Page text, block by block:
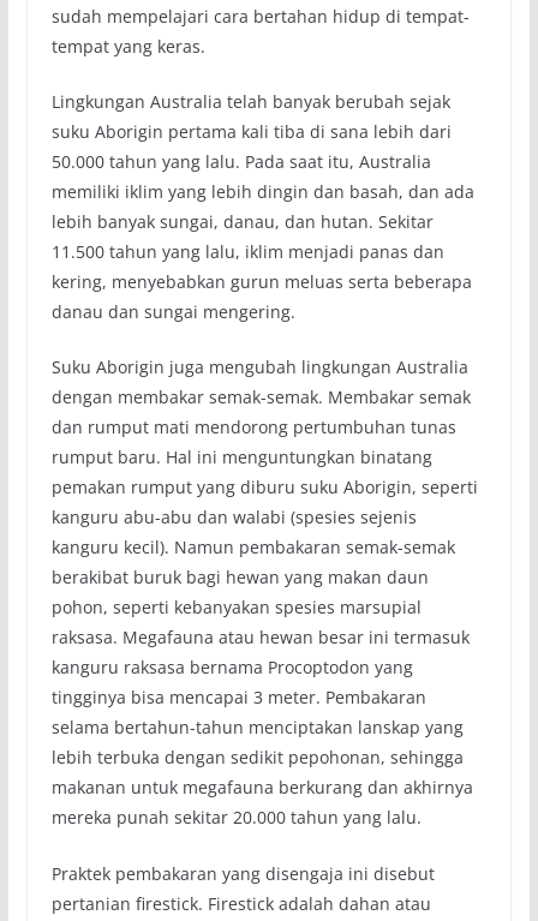
sudah mempelajari cara bertahan hidup di tempat-
tempat yang keras.
Lingkungan Australia telah banyak berubah sejak
suku Aborigin pertama kali tiba di sana lebih dari
50.000 tahun yang lalu. Pada saat itu, Australia
memiliki iklim yang lebih dingin dan basah, dan ada
lebih banyak sungai, danau, dan hutan. Sekitar
11.500 tahun yang lalu, iklim menjadi panas dan
kering, menyebabkan gurun meluas serta beberapa
danau dan sungai mengering.
Suku Aborigin juga mengubah lingkungan Australia
dengan membakar semak-semak. Membakar semak
dan rumput mati mendorong pertumbuhan tunas
rumput baru. Hal ini menguntungkan binatang
pemakan rumput yang diburu suku Aborigin, seperti
kanguru abu-abu dan walabi (spesies sejenis
kanguru kecil). Namun pembakaran semak-semak
berakibat buruk bagi hewan yang makan daun
pohon, seperti kebanyakan spesies marsupial
raksasa. Megafauna atau hewan besar ini termasuk
kanguru raksasa bernama Procoptodon yang
tingginya bisa mencapai 3 meter. Pembakaran
selama bertahun-tahun menciptakan lanskap yang
lebih terbuka dengan sedikit pepohonan, sehingga
makanan untuk megafauna berkurang dan akhirnya
mereka punah sekitar 20.000 tahun yang lalu.
Praktek pembakaran yang disengaja ini disebut
pertanian firestick. Firestick adalah dahan atau